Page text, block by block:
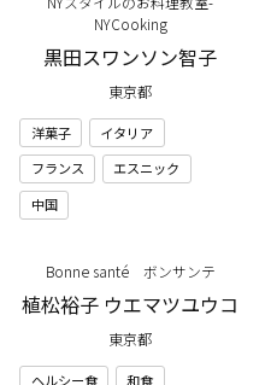
NYCooking
黒田スワンソン智子
東京都
洋菓子
イタリア
フランス
エスニック
中国
Bonne santé ボンサンテ
植松裕子 ウエマツユウコ
東京都
ヘルシー食
和食